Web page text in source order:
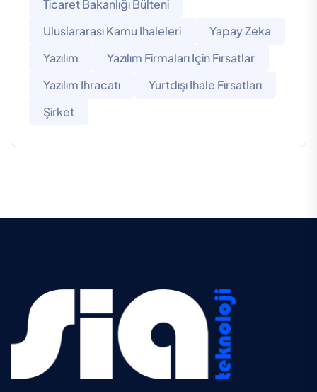
Ticaret Bakanlığı Bülteni
Uluslararası Kamu Ihaleleri
Yapay Zeka
Yazılım
Yazılım Firmaları Için Fırsatlar
Yazılım Ihracatı
Yurtdışı Ihale Fırsatları
Şirket